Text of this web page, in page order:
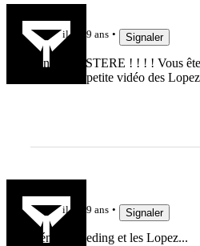
il y a 9 ans Signaler
FantastikYSTERE ! ! ! ! Vous
publié une petite vidéo des
il y a 9 ans Signaler
Génial Speeding et les Lopez...